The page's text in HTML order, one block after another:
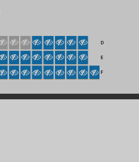
D
E
F